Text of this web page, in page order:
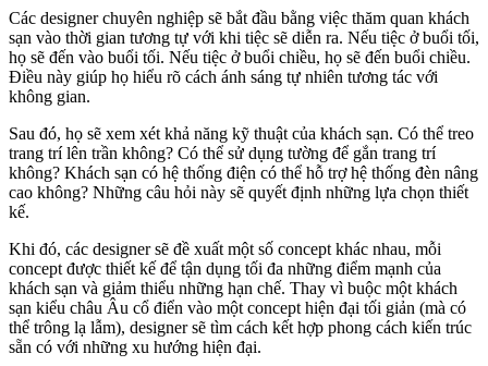
Các designer chuyên nghiệp sẽ bắt đầu bằng việc thăm quan khách
sạn vào thời gian tương tự với khi tiệc sẽ diễn ra. Nếu tiệc ở buổi tối,
họ sẽ đến vào buổi tối. Nếu tiệc ở buổi chiều, họ sẽ đến buổi chiều.
Điều này giúp họ hiểu rõ cách ánh sáng tự nhiên tương tác với
không gian.
Sau đó, họ sẽ xem xét khả năng kỹ thuật của khách sạn. Có thể treo
trang trí lên trần không? Có thể sử dụng tường để gắn trang trí
không? Khách sạn có hệ thống điện có thể hỗ trợ hệ thống đèn nâng
cao không? Những câu hỏi này sẽ quyết định những lựa chọn thiết
kế.
Khi đó, các designer sẽ đề xuất một số concept khác nhau, mỗi
concept được thiết kế để tận dụng tối đa những điểm mạnh của
khách sạn và giảm thiểu những hạn chế. Thay vì buộc một khách
sạn kiểu châu Âu cổ điển vào một concept hiện đại tối giản (mà có
thể trông lạ lẫm), designer sẽ tìm cách kết hợp phong cách kiến trúc
sẵn có với những xu hướng hiện đại.